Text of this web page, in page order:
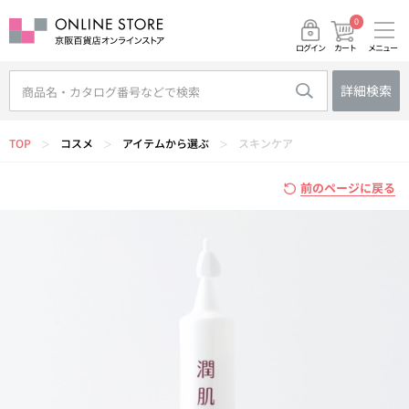
ログイン カート
0
メニュー
詳細検索
TOP ＞ コスメ ＞ アイテムから選ぶ ＞ スキンケア
前のページに戻る